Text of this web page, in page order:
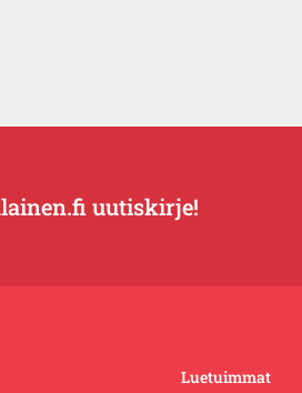
uutiskirje!
Luetuimmat